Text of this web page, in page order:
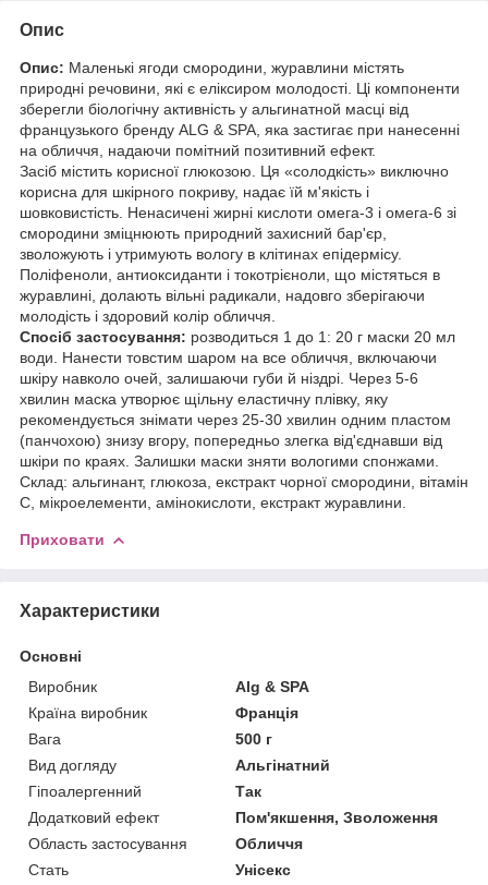
Опис
Опис: Маленькі ягоди смородини, журавлини містять
природні речовини, які є еліксиром молодості. Ці компоненти
зберегли біологічну активність у альгинатной масці від
французького бренду ALG & SPA, яка застигає при нанесенні
на обличчя, надаючи помітний позитивний ефект.
Засіб містить корисної глюкозою. Ця «солодкість» виключно
корисна для шкірного покриву, надає їй м'якість і
шовковистість. Ненасичені жирні кислоти омега-3 і омега-6 зі
смородини зміцнюють природний захисний бар'єр,
зволожують і утримують вологу в клітинах епідермісу.
Поліфеноли, антиоксиданти і токотрієноли, що містяться в
журавлині, долають вільні радикали, надовго зберігаючи
молодість і здоровий колір обличчя.
Спосіб застосування: розводиться 1 до 1: 20 г маски 20 мл
води. Нанести товстим шаром на все обличчя, включаючи
шкіру навколо очей, залишаючи губи й ніздрі. Через 5-6
хвилин маска утворює щільну еластичну плівку, яку
рекомендується знімати через 25-30 хвилин одним пластом
(панчохою) знизу вгору, попередньо злегка від'єднавши від
шкіри по краях. Залишки маски зняти вологими спонжами.
Склад: альгинант, глюкоза, екстракт чорної смородини, вітамін
С, мікроелементи, амінокислоти, екстракт журавлини.
Приховати
Характеристики
Основні
Виробник
Alg & SPA
Країна виробник
Франція
Вага
500 г
Вид догляду
Альгінатний
Гіпоалергенний
Так
Додатковий ефект
Пом'якшення, Зволоження
Область застосування
Обличчя
Стать
Унісекс